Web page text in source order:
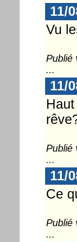
11/
Vu
Publié
...
11/
Publié
...
11/
Ce
Publié
...